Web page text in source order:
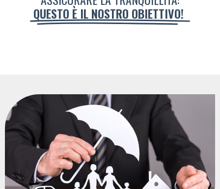
QUESTO È IL NOSTRO OBIETTIVO!